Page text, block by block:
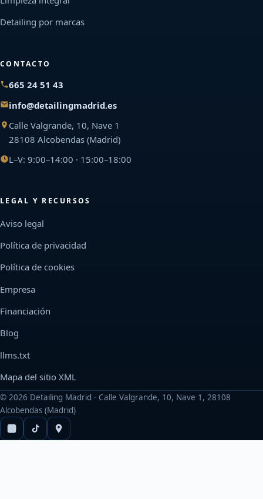
Detailing por marcas
CONTACTO
665 24 51 43
info@detailingmadrid.es
Calle Valgrande, 10, Nave 1
28108 Alcobendas (Madrid)
L–V: 9:00–14:00 · 15:00–18:00
LEGAL Y RECURSOS
Aviso legal
Política de privacidad
Política de cookies
Empresa
Financiación
Blog
llms.txt
Mapa del sitio XML
© 2026 Detailing Madrid · Calle Valgrande, 10, Nave 1, 28108
Alcobendas (Madrid)